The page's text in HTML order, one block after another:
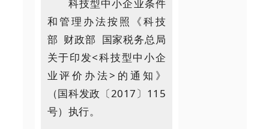
科技型中小企业条件
和管理办法按照《科技
部 财政部 国家税务总局
关于印发<科技型中小企
业评价办法>的通知》
（国科发政〔2017〕115
号）执行。